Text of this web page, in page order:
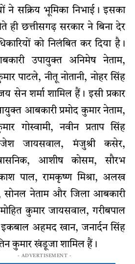
ने सक्रिय भूमिका निभाई। इसका
ही छत्तीसगढ़ सरकार ने बिना देर
को निलंबित कर दिया है।
उपायुक्त अनिमेष नेताम,
पाटले, नीतू नोतानी, नोहर सिंह
सेन शर्मा शामिल हैं। इसी प्रकार
आबकारी प्रमोद कुमार नेताम,
गोस्वामी, नवीन प्रताप सिंह
जायसवाल, मंजुश्री कसेर,
आशीष कोसम, सौरभ
पाल, रामकृष्ण मिश्रा, अलख
सोनल नेताम और जिला आबकारी
कुमार जायसवाल, गरीबपाल
इकबाल अहमद खान, जनार्दन सिंह
कुमार खंडूजा शामिल हैं।
- ADVERTISEMENT -